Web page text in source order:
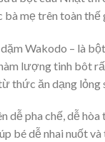
mẹ trên toàn thế
Wakodo – là
lượng tinh bôt
thức ăn dạng lỏng
dễ pha chế, dễ
bé dễ nhai nuốt